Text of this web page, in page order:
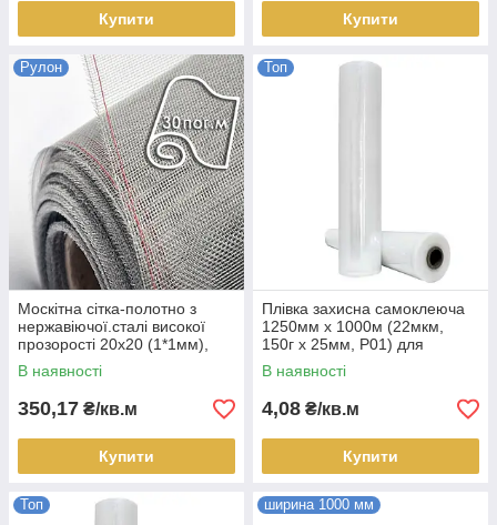
Купити Купити
Рулон
Москітна сітка-полотно з
нержавіючої.сталі високої
прозорості 20х20 (1*1мм),
рулон 30 пог.м
В наявності
350,17 ₴/кв.м
Купити
Топ
Плівка захисна самоклеюча
1250мм х 1000м (22мкм,
150г х 25мм, P01) для
поверхонь глянцевих і
напівглянцевих, кв.м
В наявності
4,08 ₴/кв.м
Купити
Топ ширина 1000 мм